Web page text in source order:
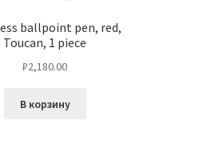
ballpoint pen, red,
Toucan, 1 piece
₽2,180.00
В корзину